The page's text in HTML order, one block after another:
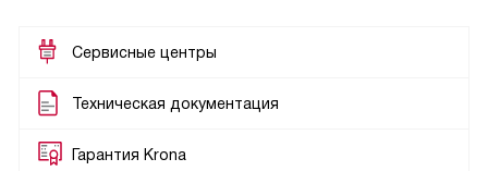
Сервисные центры
Техническая документация
Гарантия Krona